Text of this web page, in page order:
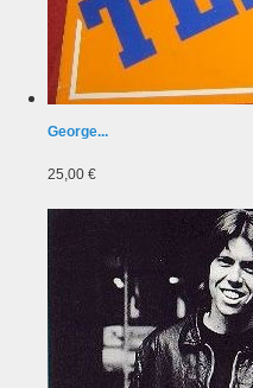
George...
25,00 €